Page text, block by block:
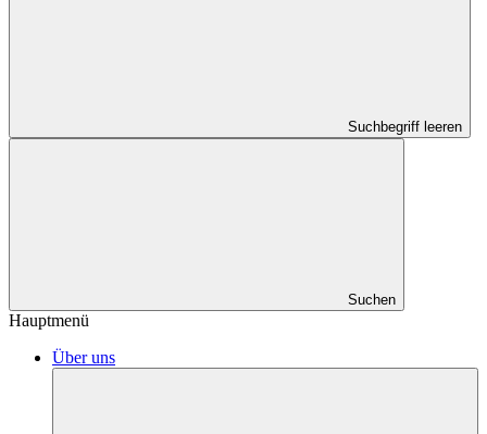
Suchbegriff leeren
Suchen
Hauptmenü
Über uns